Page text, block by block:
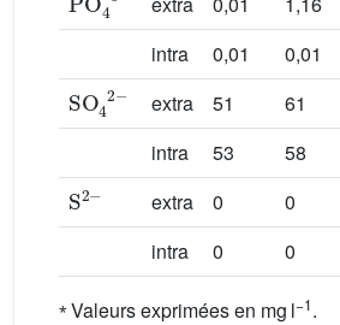
intra
0,01 0,01
SO42−
extra 51 61
intra
53 58
S2−
extra 0 0
intra
0 0
⁎ Valeurs exprimées en mg l−1.